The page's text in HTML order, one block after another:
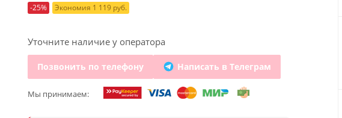
-25% Экономия 1 119 руб.
Уточните наличие у оператора
Позвонить по телефону Написать в Телеграм
Мы принимаем: